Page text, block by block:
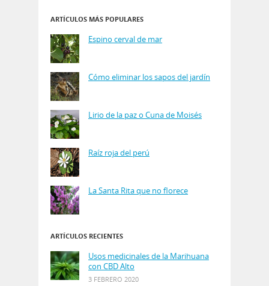
ARTÍCULOS MÁS POPULARES
Espino cerval de mar
Cómo eliminar los sapos del jardín
Lirio de la paz o Cuna de Moisés
Raíz roja del perú
La Santa Rita que no florece
ARTÍCULOS RECIENTES
Usos medicinales de la Marihuana
con CBD Alto
3 FEBRERO 2020